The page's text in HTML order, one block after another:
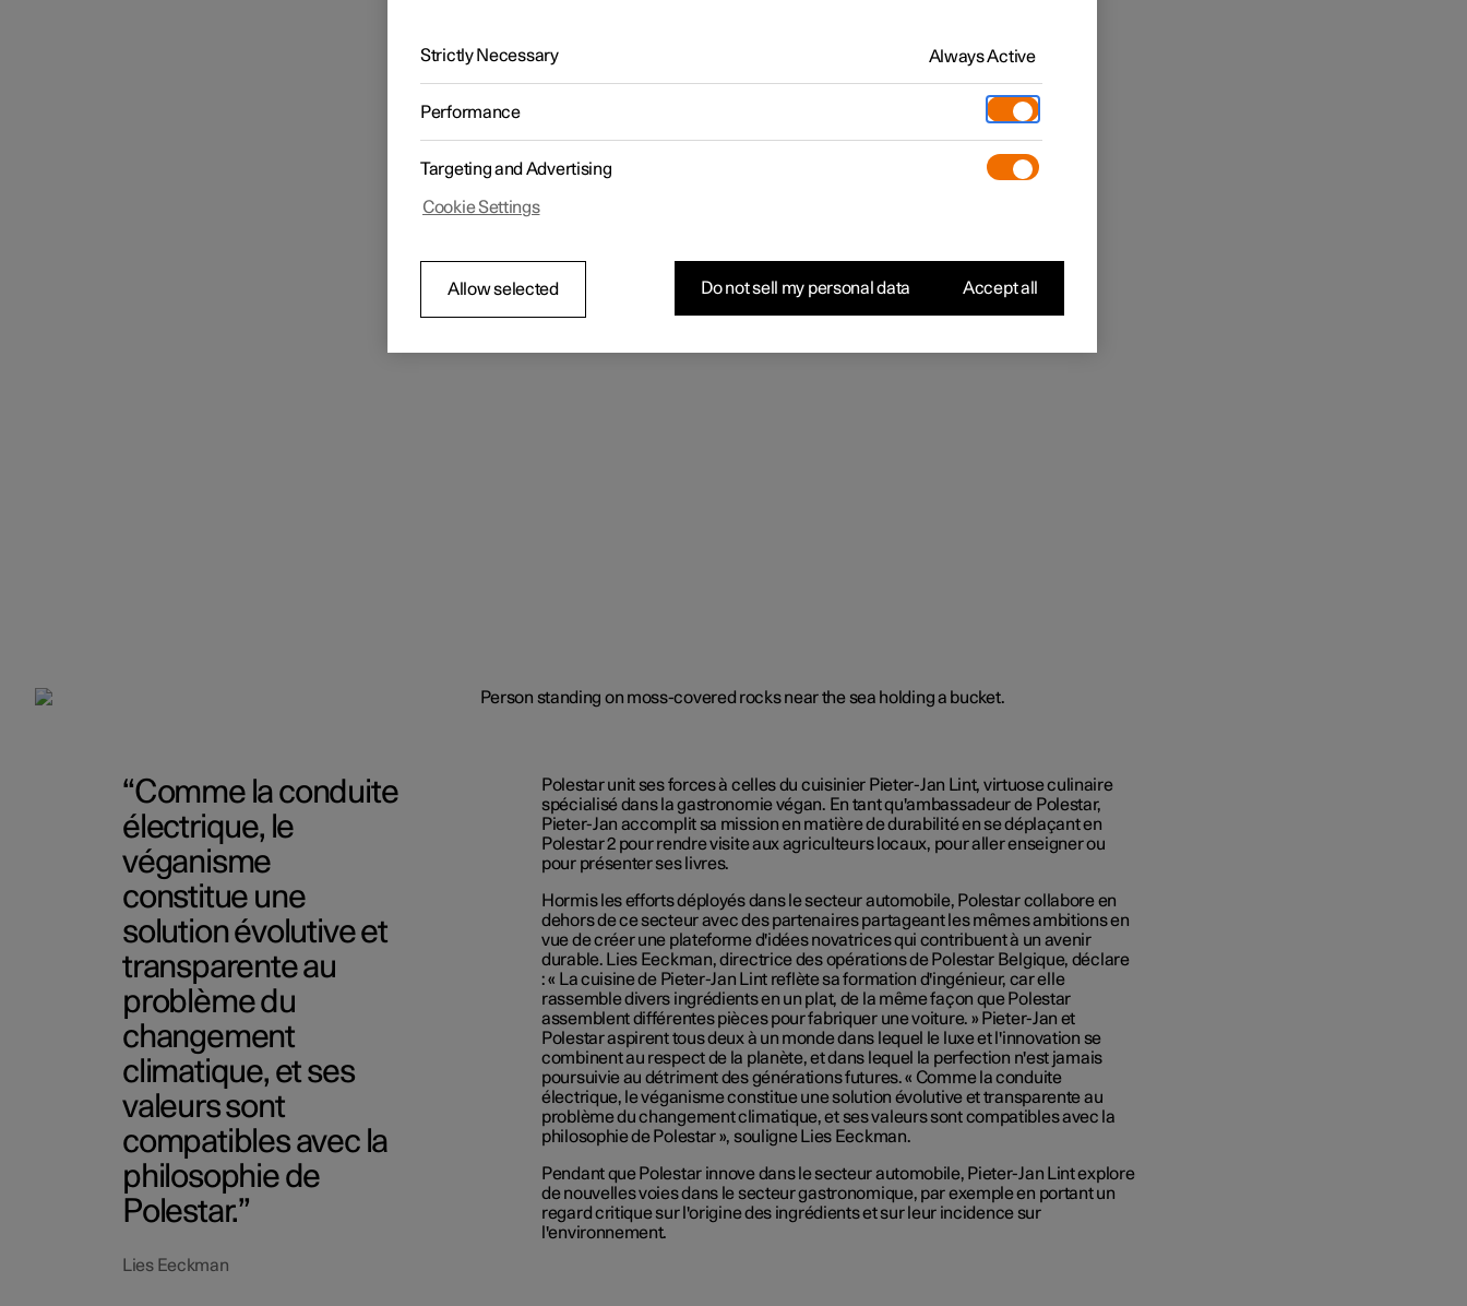
Comme la conduite
électrique, le
véganisme
constitue une
solution évolutive et
transparente au
problème du
changement
climatique, et ses
valeurs sont
compatibles avec la
philosophie de
Polestar.
Lies Eeckman
Polestar unit ses forces à celles du cuisinier Pieter-Jan Lint, virtuose culinaire
spécialisé dans la gastronomie végan. En tant qu'ambassadeur de Polestar,
Pieter-Jan accomplit sa mission en matière de durabilité en se déplaçant en
Polestar 2 pour rendre visite aux agriculteurs locaux, pour aller enseigner ou
pour présenter ses livres.
Hormis les efforts déployés dans le secteur automobile, Polestar collabore en
dehors de ce secteur avec des partenaires partageant les mêmes ambitions en
vue de créer une plateforme d'idées novatrices qui contribuent à un avenir
durable. Lies Eeckman, directrice des opérations de Polestar Belgique, déclare
: « La cuisine de Pieter-Jan Lint reflète sa formation d'ingénieur, car elle
rassemble divers ingrédients en un plat, de la même façon que Polestar
assemblent différentes pièces pour fabriquer une voiture. » Pieter-Jan et
Polestar aspirent tous deux à un monde dans lequel le luxe et l'innovation se
combinent au respect de la planète, et dans lequel la perfection n'est jamais
poursuivie au détriment des générations futures. « Comme la conduite
électrique, le véganisme constitue une solution évolutive et transparente au
problème du changement climatique, et ses valeurs sont compatibles avec la
philosophie de Polestar », souligne Lies Eeckman.
Pendant que Polestar innove dans le secteur automobile, Pieter-Jan Lint explore
de nouvelles voies dans le secteur gastronomique, par exemple en portant un
regard critique sur l'origine des ingrédients et sur leur incidence sur
l'environnement.
Strictly Necessary Always Active
Performance
Targeting and Advertising
Cookie Settings
Allow selected Do not sell my personal data Accept all